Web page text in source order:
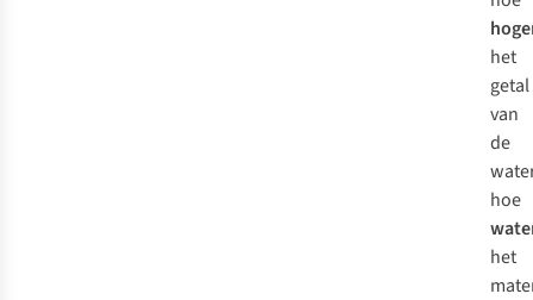
het
getal
van
de
hoe
het